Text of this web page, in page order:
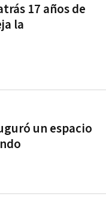
17 años de
la
un espacio